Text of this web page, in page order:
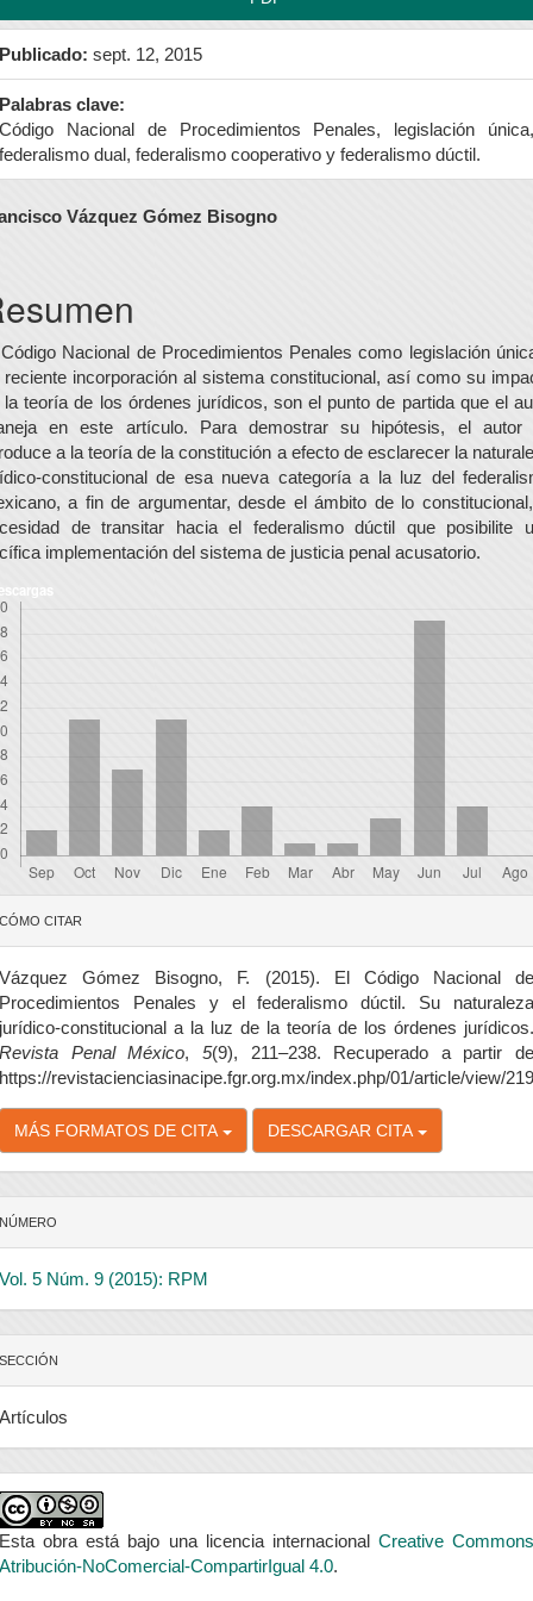
Publicado: sept. 12, 2015
Palabras clave:
Código Nacional de Procedimientos Penales, legislación única,
federalismo dual, federalismo cooperativo y federalismo dúctil.
Vázquez Gómez Bisogno
Nacional de Procedimientos Penales como legislación
reciente incorporación al sistema constitucional, así como su
la teoría de los órdenes jurídicos, son el punto de partida que el
en este artículo. Para demostrar su hipótesis, el autor
a la teoría de la constitución a efecto de esclarecer la
constitucional de esa nueva categoría a la luz del
a fin de argumentar, desde el ámbito de lo
de transitar hacia el federalismo dúctil que posibilite
implementación del sistema de justicia penal acusatorio.
CÓMO CITAR
Vázquez Gómez Bisogno, F. (2015). El Código Nacional de
Procedimientos Penales y el federalismo dúctil. Su naturaleza
jurídico-constitucional a la luz de la teoría de los órdenes jurídicos.
Revista Penal México, 5(9), 211–238. Recuperado a partir de
https://revistacienciasinacipe.fgr.org.mx/index.php/01/article/view/219
MÁS FORMATOS DE CITA DESCARGAR CITA
NÚMERO
Vol. 5 Núm. 9 (2015): RPM
SECCIÓN
Artículos
Esta obra está bajo una licencia internacional Creative Commons
Atribución-NoComercial-CompartirIgual 4.0.